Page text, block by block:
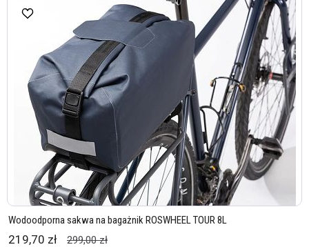
Wodoodporna sakwa na bagażnik ROSWHEEL TOUR 8L
219,70 zł 299,00 zł